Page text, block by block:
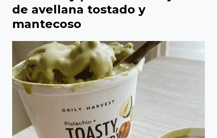
de avellana tostado y
mantecoso